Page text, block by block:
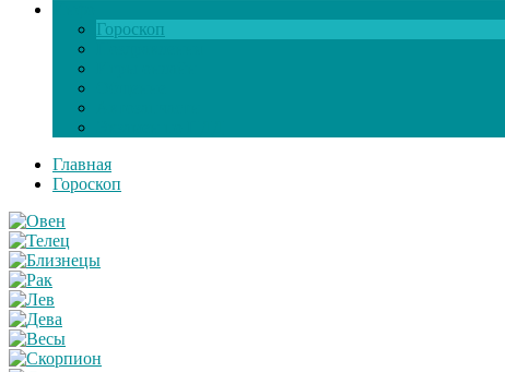
Гороскоп
Главная
Гороскоп